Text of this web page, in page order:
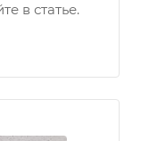
в статье.